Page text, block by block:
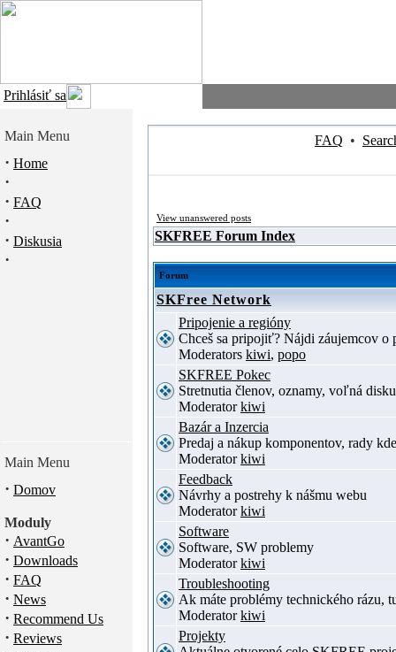
Prihlásiť sa
Main Menu
· Home
·
· FAQ
·
· Diskusia
·
Main Menu
· Domov
Moduly
· AvantGo
· Downloads
· FAQ
· News
· Recommend Us
· Reviews
FAQ •
View unanswered posts
SKFREE Forum Index
Forum
SKFree Network
Pripojenie a regióny
Chceš sa pripojiť? Nájdi záujemcov o
Moderators kiwi, popo
SKFREE Pokec
Stretnutia členov, oznamy, voľná
Moderatorkiwi
Bazár a Inzercia
Predaj a nákup komponentov, rady
Moderatorkiwi
Feedback
Návrhy a postrehy k nášmu webu
Moderatorkiwi
Software
Software, SW problemy
Moderatorkiwi
Troubleshooting
Ak máte problémy technického rázu,
Moderatorkiwi
Projekty